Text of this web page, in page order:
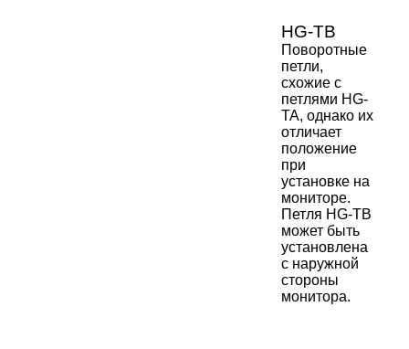
HG-TB
Поворотные
петли,
схожие с
петлями HG-
TA, однако их
отличает
положение
при
установке на
мониторе.
Петля HG-TB
может быть
установлена
с наружной
стороны
монитора.